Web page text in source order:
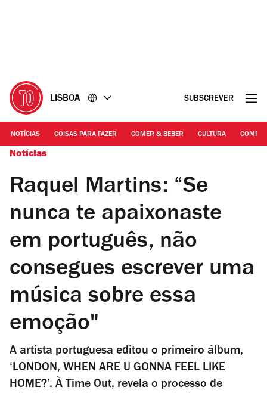
LISBOA SUBSCREVER
NOTÍCIAS COISAS PARA FAZER COMER & BEBER CULTURA
Notícias
Raquel Martins: “Se
nunca te apaixonaste
em português, não
consegues escrever uma
música sobre essa
emoção"
A artista portuguesa editou o primeiro álbum,
‘LONDON, WHEN ARE U GONNA FEEL LIKE
HOME?’. À Time Out, revela o processo de